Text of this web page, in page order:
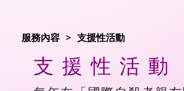
服務內容 支援性活動
支援性活動